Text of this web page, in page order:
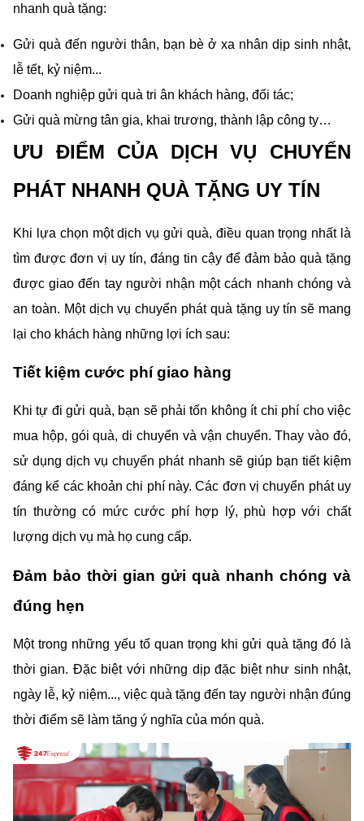
nhanh quà tặng:
Gửi quà đến người thân, bạn bè ở xa nhân dịp sinh nhật,
lễ tết, kỷ niệm...
Doanh nghiệp gửi quà tri ân khách hàng, đối tác;
Gửi quà mừng tân gia, khai trương, thành lập công ty…
ƯU ĐIỂM CỦA DỊCH VỤ CHUYỂN
PHÁT NHANH QUÀ TẶNG UY TÍN
Khi lựa chọn một dịch vụ gửi quà, điều quan trọng nhất là
tìm được đơn vị uy tín, đáng tin cậy để đảm bảo quà tặng
được giao đến tay người nhận một cách nhanh chóng và
an toàn. Một dịch vụ chuyển phát quà tặng uy tín sẽ mang
lại cho khách hàng những lợi ích sau:
Tiết kiệm cước phí giao hàng
Khi tự đi gửi quà, bạn sẽ phải tốn không ít chi phí cho việc
mua hộp, gói quà, di chuyển và vận chuyển. Thay vào đó,
sử dụng dịch vụ chuyển phát nhanh sẽ giúp bạn tiết kiệm
đáng kể các khoản chi phí này. Các đơn vị chuyển phát uy
tín thường có mức cước phí hợp lý, phù hợp với chất
lượng dịch vụ mà họ cung cấp.
Đảm bảo thời gian gửi quà nhanh chóng và
đúng hẹn
Một trong những yếu tố quan trọng khi gửi quà tặng đó là
thời gian. Đặc biệt với những dịp đặc biệt như sinh nhật,
ngày lễ, kỷ niệm..., việc quà tặng đến tay người nhận đúng
thời điểm sẽ làm tăng ý nghĩa của món quà.